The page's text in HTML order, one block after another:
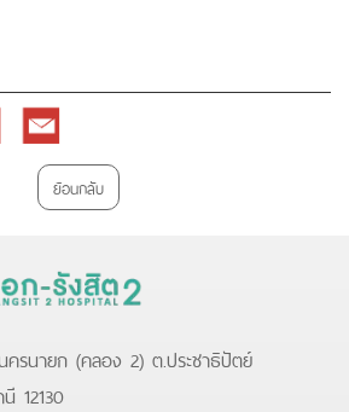
Email
ย้อนกลับ
รนายก (คลอง 2) ต.ประชาธิปัตย์
12130